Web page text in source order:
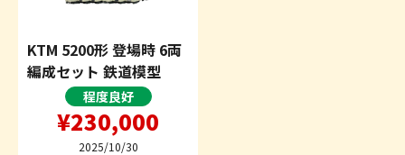
KTM 5200形 登場時 6両
編成セット 鉄道模型
程度良好
¥230,000
2025/10/30